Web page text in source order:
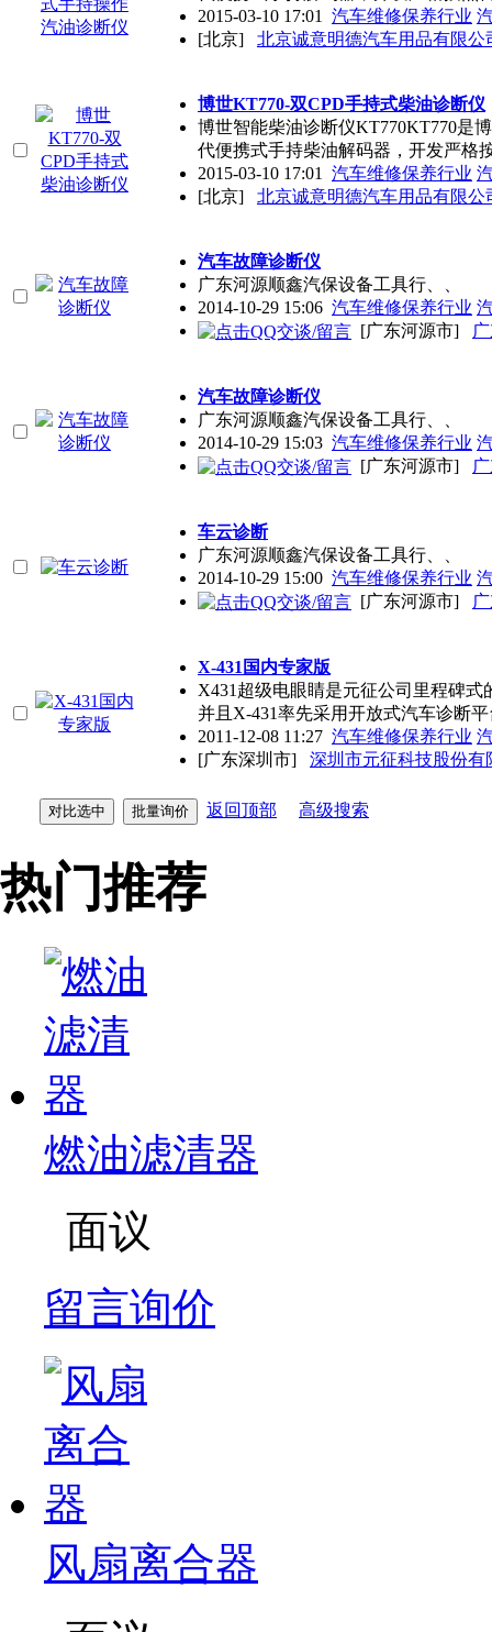
2015-03-10 17:01 汽车维修保养行业
[北京]
北京诚意明德汽车用品有限公
博世KT770-双CPD手持式柴油诊断仪
博世智能柴油诊断仪KT770KT770是
代便携式手持柴油解码器，开发严格
2015-03-10 17:01 汽车维修保养行业
[北京]
北京诚意明德汽车用品有限公
汽车故障诊断仪
广东河源顺鑫汽保设备工具行、、
2014-10-29 15:06 汽车维修保养行业
[广东河源市]
汽车故障诊断仪
广东河源顺鑫汽保设备工具行、、
2014-10-29 15:03 汽车维修保养行业
[广东河源市]
车云诊断
广东河源顺鑫汽保设备工具行、、
2014-10-29 15:00 汽车维修保养行业
[广东河源市]
X-431国内专家版
X431超级电眼睛是元征公司里程碑
并且X-431率先采用开放式汽车诊断平
2011-12-08 11:27 汽车维修保养行业
[广东深圳市]
深圳市元征科技股份有
返回顶部 高级搜索
热门推荐
燃油滤清器
面议
留言询价
风扇离合器